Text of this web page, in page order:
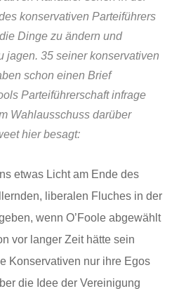
konservativen Parteiführers
Dinge zu ändern und
jagen. 35 seiner konservativen
schon einen Brief
Parteiführerschaft infrage
Wahlausschuss darüber
hier besagt:
etwas Licht am Ende des
liberalen Fluches in der
wenn O’Foole abgewählt
vor langer Zeit hätte sein
Konservativen nur ihre Egos
die Idee der Vereinigung